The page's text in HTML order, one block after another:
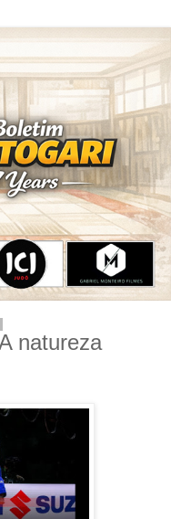
natureza